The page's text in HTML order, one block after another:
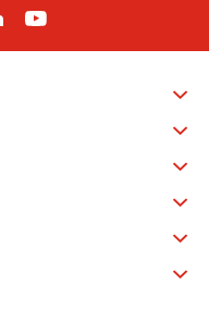
al Facebook
a Instagram
nos a Twitter
nos a
Segueix-nos a